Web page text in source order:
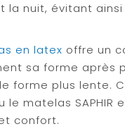
nuit, évitant
en latex offre un
sa forme après
forme plus lente.
le matelas
confort.